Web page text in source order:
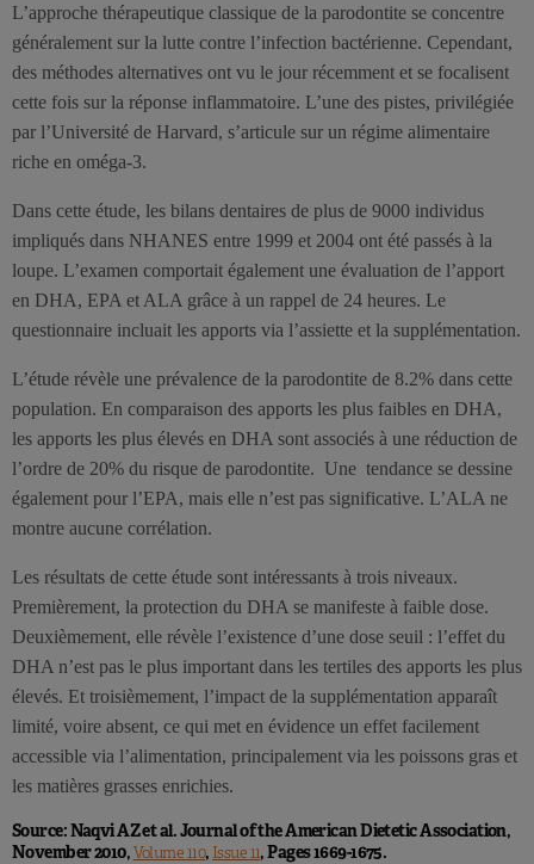
L’approche thérapeutique classique de la parodontite se concentre
généralement sur la lutte contre l’infection bactérienne. Cependant,
des méthodes alternatives ont vu le jour récemment et se focalisent
cette fois sur la réponse inflammatoire. L’une des pistes, privilégiée
par l’Université de Harvard, s’articule sur un régime alimentaire
riche en oméga-3.
Dans cette étude, les bilans dentaires de plus de 9000 individus
impliqués dans NHANES entre 1999 et 2004 ont été passés à la
loupe. L’examen comportait également une évaluation de l’apport
en DHA, EPA et ALA grâce à un rappel de 24 heures. Le
questionnaire incluait les apports via l’assiette et la supplémentation.
L’étude révèle une prévalence de la parodontite de 8.2% dans cette
population. En comparaison des apports les plus faibles en DHA,
les apports les plus élevés en DHA sont associés à une réduction de
l’ordre de 20% du risque de parodontite. Une tendance se dessine
également pour l’EPA, mais elle n’est pas significative. L’ALA ne
montre aucune corrélation.
Les résultats de cette étude sont intéressants à trois niveaux.
Premièrement, la protection du DHA se manifeste à faible dose.
Deuxièmement, elle révèle l’existence d’une dose seuil : l’effet du
DHA n’est pas le plus important dans les tertiles des apports les plus
élevés. Et troisièmement, l’impact de la supplémentation apparaît
limité, voire absent, ce qui met en évidence un effet facilement
accessible via l’alimentation, principalement via les poissons gras et
les matières grasses enrichies.
Source: Naqvi AZ et al. Journal of the American Dietetic Association,
November 2010,Volume 110, Issue 11, Pages 1669-1675.